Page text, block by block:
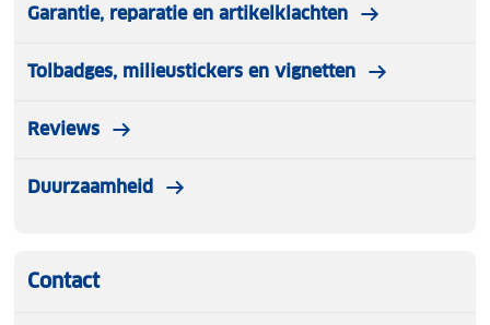
Garantie, reparatie en artikelklachten
Tolbadges, milieustickers en vignetten
Reviews
Duurzaamheid
Contact